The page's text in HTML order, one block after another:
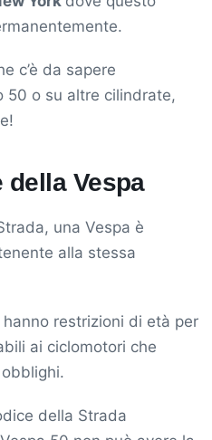
c’è da sapere
50 o su altre cilindrate,
della Vespa
una Vespa è
alla stessa
restrizioni di età per
ai ciclomotori che
della Strada